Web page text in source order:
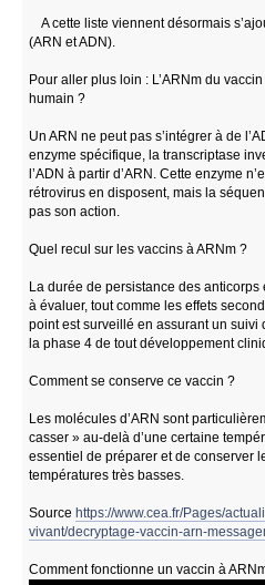
A cette liste viennent désormais
(ARN et ADN).
Pour aller plus loin : L’ARNm du
humain ?
Un ARN ne peut pas s’intégrer à de
enzyme spécifique, la transcriptase
l’ADN à partir d’ARN. Cette enzyme
rétrovirus en disposent, mais la
pas son action.
Quel recul sur les vaccins à ARNm ?
La durée de persistance des
à évaluer, tout comme les effets
point est surveillé en assurant un suivi
la phase 4 de tout développement
Comment se conserve ce vaccin ?
Les molécules d’ARN sont
casser » au-delà d’une certaine
essentiel de préparer et de conserver
températures très basses.
Source https://www.cea.fr/Pages/
vivant/decryptage-vaccin-arn-
Comment fonctionne un vaccin à